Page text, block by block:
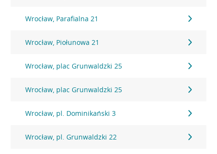
Wrocław, Parafialna 21
Wrocław, Piołunowa 21
Wrocław, plac Grunwaldzki 25
Wrocław, plac Grunwaldzki 25
Wrocław, pl. Dominikański 3
Wrocław, pl. Grunwaldzki 22